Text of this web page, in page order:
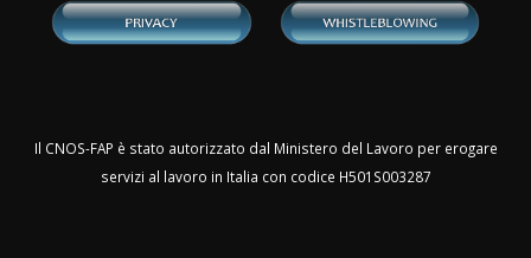
Il CNOS-FAP è stato autorizzato dal Ministero del Lavoro per erogare
servizi al lavoro in Italia con codice H501S003287